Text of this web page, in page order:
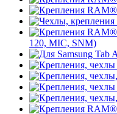
120, MIC, SNM)